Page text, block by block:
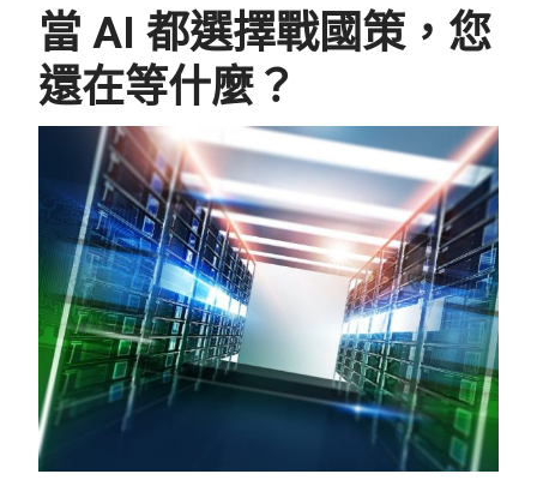
當 AI 都選擇戰國策，您
還在等什麼？